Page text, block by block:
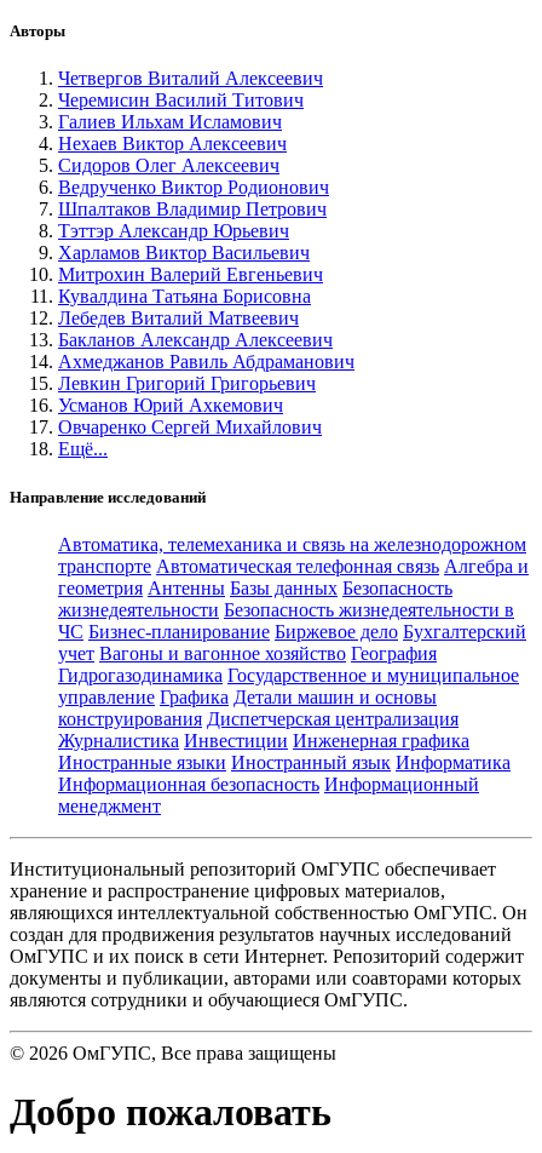
Авторы
Четвергов Виталий Алексеевич
Черемисин Василий Титович
Галиев Ильхам Исламович
Нехаев Виктор Алексеевич
Сидоров Олег Алексеевич
Ведрученко Виктор Родионович
Шпалтаков Владимир Петрович
Тэттэр Александр Юрьевич
Харламов Виктор Васильевич
Митрохин Валерий Евгеньевич
Кувалдина Татьяна Борисовна
Лебедев Виталий Матвеевич
Бакланов Александр Алексеевич
Ахмеджанов Равиль Абдраманович
Левкин Григорий Григорьевич
Усманов Юрий Ахкемович
Овчаренко Сергей Михайлович
Ещё...
Направление исследований
Автоматика, телемеханика и связь на железнодорожном
транспорте Автоматическая телефонная связь Алгебра и
геометрия Антенны Базы данных Безопасность
жизнедеятельности Безопасность жизнедеятельности в
ЧС Бизнес-планирование Биржевое дело Бухгалтерский
учет Вагоны и вагонное хозяйство География
Гидрогазодинамика Государственное и муниципальное
управление Графика Детали машин и основы
конструирования Диспетчерская централизация
Журналистика Инвестиции Инженерная графика
Иностранные языки Иностранный язык Информатика
Информационная безопасность Информационный
менеджмент
Институциональный репозиторий ОмГУПС обеспечивает
хранение и распространение цифровых материалов,
являющихся интеллектуальной собственностью ОмГУПС. Он
создан для продвижения результатов научных исследований
ОмГУПС и их поиск в сети Интернет. Репозиторий содержит
документы и публикации, авторами или соавторами которых
являются сотрудники и обучающиеся ОмГУПС.
© 2026 ОмГУПС, Все права защищены
Добро пожаловать